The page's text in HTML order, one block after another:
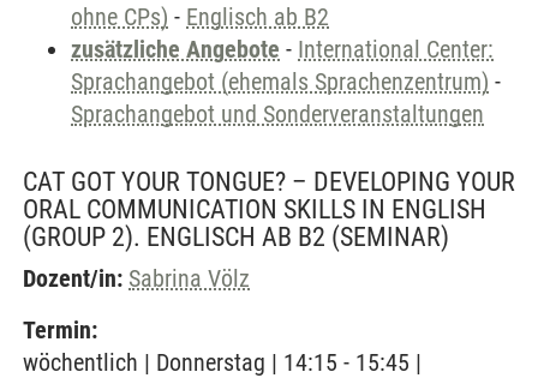
ohne CPs) - Englisch ab B2
zusätzliche Angebote - International Center:
Sprachangebot (ehemals Sprachenzentrum) -
Sprachangebot und Sonderveranstaltungen
CAT GOT YOUR TONGUE? – DEVELOPING YOUR
ORAL COMMUNICATION SKILLS IN ENGLISH
(GROUP 2). ENGLISCH AB B2 (SEMINAR)
Dozent/in: Sabrina Völz
Termin:
wöchentlich | Donnerstag | 14:15 - 15:45 |